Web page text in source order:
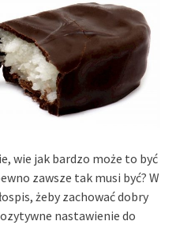
wie jak bardzo może to być
zawsze tak musi być? W
żeby zachować dobry
nastawienie do